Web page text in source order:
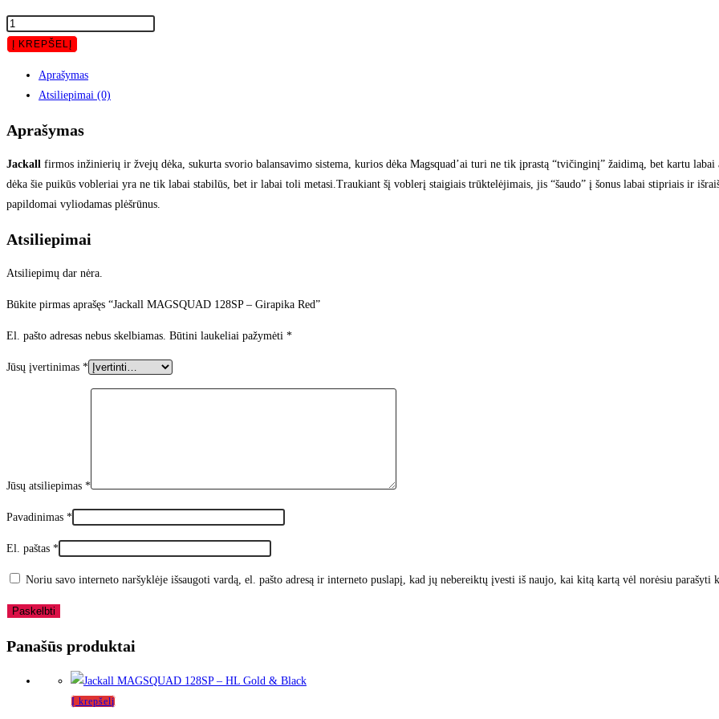
Į KREPŠELĮ
Aprašymas
Atsiliepimai (0)
Aprašymas
Jackall firmos inžinierių ir žvejų dėka, sukurta svorio balansavimo sistema, kurios dėka Magsquad’ai turi ne tik įprastą “tvičinginį” žaidimą, bet kartu
dėka šie puikūs vobleriai yra ne tik labai stabilūs, bet ir labai toli metasi.Traukiant šį voblerį staigiais trūktelėjimais, jis “šaudo” į šonus labai stipriais ir
papildomai vyliodamas plėšrūnus.
Atsiliepimai
Atsiliepimų dar nėra.
Būkite pirmas aprašęs “Jackall MAGSQUAD 128SP – Girapika Red”
El. pašto adresas nebus skelbiamas. Būtini laukeliai pažymėti *
Jūsų įvertinimas *
Jūsų atsiliepimas *
Pavadinimas *
El. paštas *
Noriu savo interneto naršyklėje išsaugoti vardą, el. pašto adresą ir interneto puslapį, kad jų nebereiktų įvesti iš naujo, kai kitą kartą vėl norėsiu parašyti
Panašūs produktai
Į krepšelį